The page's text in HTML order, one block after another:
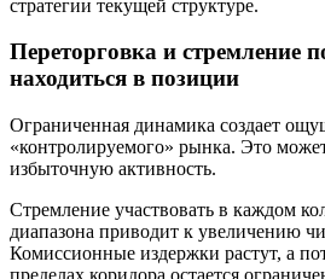
стратегии текущей структуре.
Переторговка и стремление
находиться в позиции
Ограниченная динамика создает
«контролируемого» рынка. Это
избыточную активность.
Стремление участвовать в каждом
диапазона приводит к увеличению
Комиссионные издержки растут, а
пределах коридора остается